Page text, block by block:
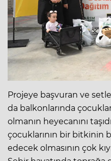
Projeye başvuran ve
da balkonlarında
olmanın heyecanını
çocuklarının bir bitkinin
edecek olmasının çok